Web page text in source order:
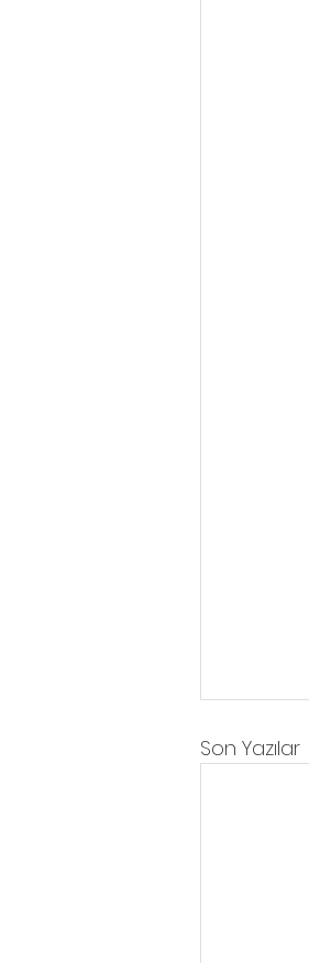
Son Yazılar